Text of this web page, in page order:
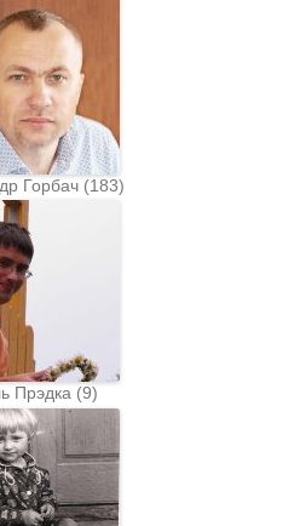
Горбач (183)
Прэдка (9)